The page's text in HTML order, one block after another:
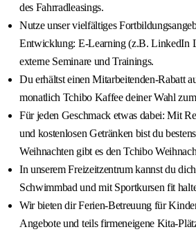
des Fahrradleasings.
Nutze unser vielfältiges
Entwicklung: E-Learning (z.B. LinkedIn
externe Seminare und Trainings.
Du erhältst einen Mitarbeitenden-Rabatt
monatlich Tchibo Kaffee deiner Wahl
Für jeden Geschmack etwas dabei: Mit
und kostenlosen Getränken bist du
Weihnachten gibt es den Tchibo
In unserem Freizeitzentrum kannst du
Schwimmbad und mit Sportkursen fit
Wir bieten dir Ferien-Betreuung für
Angebote und teils firmeneigene Kita-